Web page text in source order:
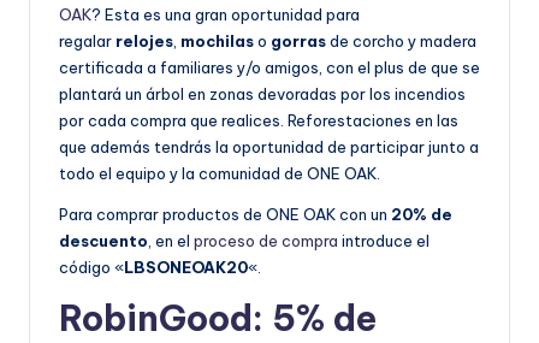
OAK? Esta es una gran oportunidad para
regalar relojes mochilaso gorrasde corcho y madera
certificada a familiares y/o amigos, con el plus de que se
plantará un árbol en zonas devoradas por los incendios
por cada compra que realices. Reforestaciones en las
que además tendrás la oportunidad de participar junto a
todo el equipo y la comunidad de ONE OAK.
Para comprar productos de ONE OAK con un 20% de
descuento , en el proceso de compra introduce el
código «LBSONEOAK20«.
RobinGood: 5% de